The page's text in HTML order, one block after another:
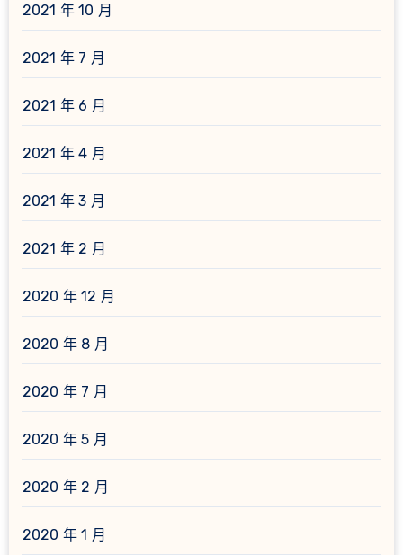
2021 年 10 月
2021 年 7 月
2021 年 6 月
2021 年 4 月
2021 年 3 月
2021 年 2 月
2020 年 12 月
2020 年 8 月
2020 年 7 月
2020 年 5 月
2020 年 2 月
2020 年 1 月